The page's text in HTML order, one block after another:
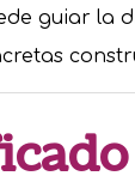
guiar la